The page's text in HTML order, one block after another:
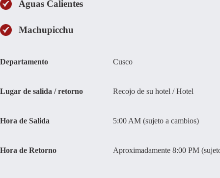
Aguas Calientes
Machupicchu
Departamento Cusco
Lugar de salida / retorno Recojo de su hotel / Hotel
Hora de Salida 5:00 AM (sujeto a cambios)
Hora de Retorno Aproximadamente 8:00 PM